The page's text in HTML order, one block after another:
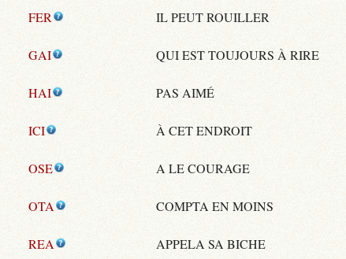
FER IL PEUT ROUILLER
GAI QUI EST TOUJOURS À RIRE
HAI PAS AIMÉ
ICI À CET ENDROIT
OSE A LE COURAGE
OTA COMPTA EN MOINS
REA APPELA SA BICHE